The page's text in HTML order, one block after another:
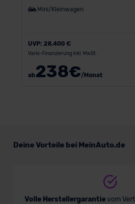
Mini/Kleinwagen
UVP: 28.400 €
Vario-Finanzierung inkl. MwSt.
ab238€/Monat
Deine Vorteile bei MeinAuto.de
Volle Herstellergarantievom